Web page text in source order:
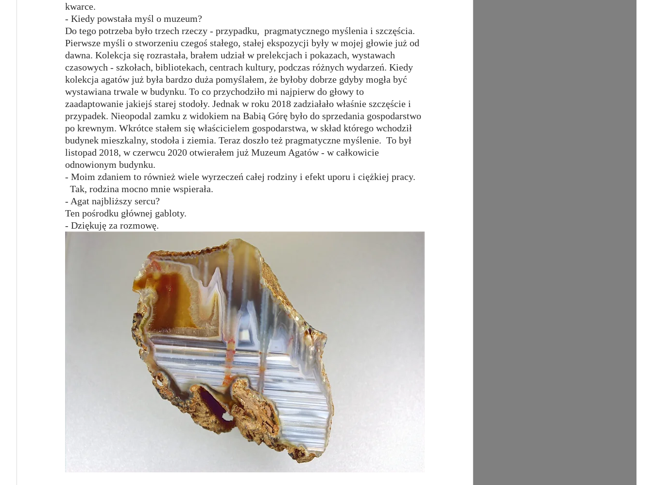
kwarce.
- Kiedy powstała myśl o muzeum?
Do tego potrzeba było trzech rzeczy - przypadku,  pragmatycznego myślenia i szczęścia.
Pierwsze myśli o stworzeniu czegoś stałego, stałej ekspozycji były w mojej głowie już od
dawna. Kolekcja się rozrastała, brałem udział w prelekcjach i pokazach, wystawach
czasowych - szkołach, bibliotekach, centrach kultury, podczas różnych wydarzeń. Kiedy
kolekcja agatów już była bardzo duża pomyślałem, że byłoby dobrze gdyby mogła być
wystawiana trwale w budynku. To co przychodziło mi najpierw do głowy to
zaadaptowanie jakiejś starej stodoły. Jednak w roku 2018 zadziałało właśnie szczęście i
przypadek. Nieopodal zamku z widokiem na Babią Górę było do sprzedania gospodarstwo
po krewnym. Wkrótce stałem się właścicielem gospodarstwa, w skład którego wchodził
budynek mieszkalny, stodoła i ziemia. Teraz doszło też pragmatyczne myślenie.  To był
listopad 2018, w czerwcu 2020 otwierałem już Muzeum Agatów - w całkowicie
odnowionym budynku.
- Moim zdaniem to również wiele wyrzeczeń całej rodziny i efekt uporu i ciężkiej pracy.
  Tak, rodzina mocno mnie wspierała.
- Agat najbliższy sercu?
Ten pośrodku głównej gabloty.
- Dziękuję za rozmowę.